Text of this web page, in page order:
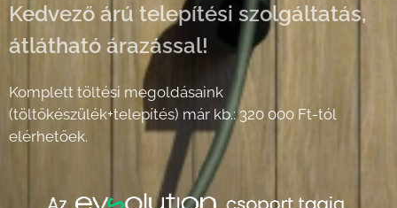
Kedvező árú telepítési szolgáltatás,
átlátható árazással!
Komplett töltési megoldásaink
(töltőkészülék+telepítés) már kb.: 320 000 Ft-tól
elérhetőek.